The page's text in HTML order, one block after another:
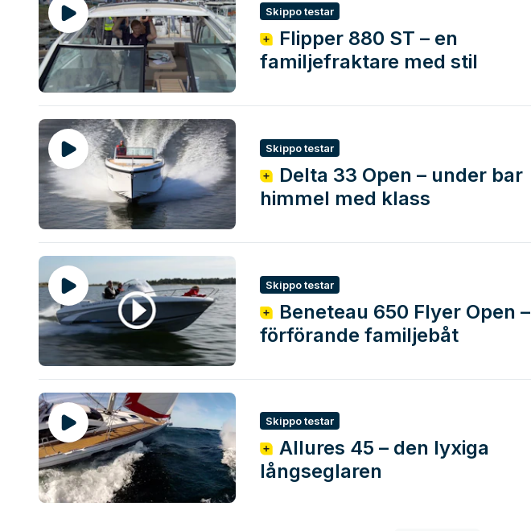
Skippo testar
Flipper 880 ST – en
familjefraktare med stil
Skippo testar
Delta 33 Open – under bar
himmel med klass
Skippo testar
Beneteau 650 Flyer Open –
förförande familjebåt
Skippo testar
Allures 45 – den lyxiga
långseglaren